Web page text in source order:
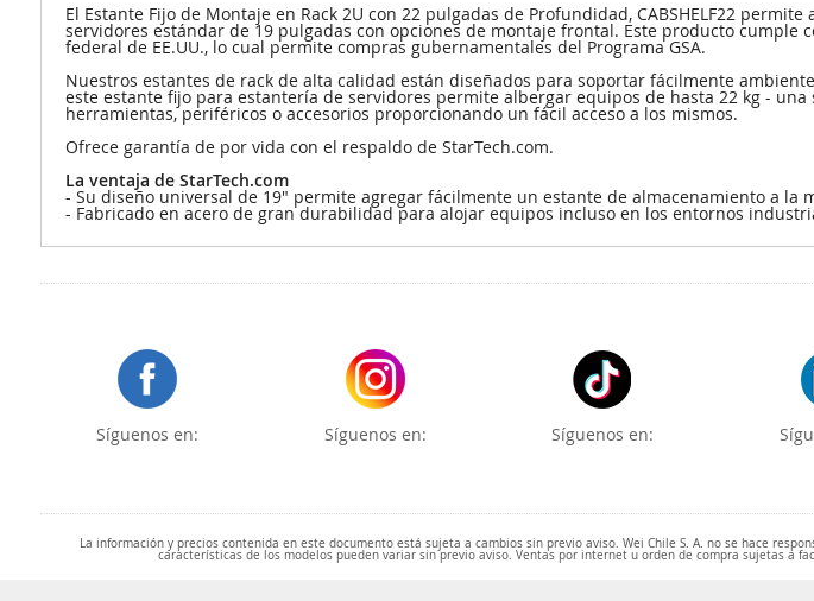
El Estante Fijo de Montaje en Rack 2U con 22 pulgadas de Profundidad, CABSHELF22
servidores estándar de 19 pulgadas con opciones de montaje frontal. Este producto cumple
federal de EE.UU., lo cual permite compras gubernamentales del Programa GSA.
Nuestros estantes de rack de alta calidad están diseñados para soportar fácilmente
este estante fijo para estantería de servidores permite albergar equipos de hasta 22 kg -
herramientas, periféricos o accesorios proporcionando un fácil acceso a los mismos.
Ofrece garantía de por vida con el respaldo de StarTech.com.
La ventaja de StarTech.com
- Su diseño universal de 19" permite agregar fácilmente un estante de almacenamiento a la
- Fabricado en acero de gran durabilidad para alojar equipos incluso en los entornos
Síguenos en: Síguenos en: Síguenos en:
La información y precios contenida en este documento está sujeta a cambios sin previo aviso. Wei Chile S. A. no se hace
características de los modelos pueden variar sin previo aviso. Ventas por internet u orden de compra sujetas a